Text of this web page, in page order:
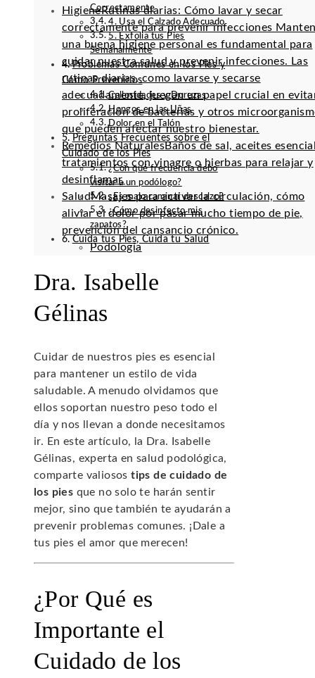
HigieneRutinas diarias: Cómo lavar y secar
correctamente para prevenir infecciones
una buena higiene personal es fundamental para
cuidar nuestra salud y prevenir infecciones. Las
rutinas diarias, como lavarse y secarse
adecuadamente, juegan un papel crucial en
proliferación de bacterias y otros
que pueden afectar nuestro bienestar.
Remedios NaturalesBaños de sal, aceites
tratamientos con vinagre o hierbas para relajar y
desinflamar.
SaludMasajes para activar la circulación, cómo
aliviar el dolor por pasar mucho tiempo de pie,
prevención del cansancio crónico.
Podología
Correctamente
4. Usa el Calzado Adecuado
5. Exfolia tus Pies
Semanalmente
Problemas Comunes en los Pies y
Cómo Prevenirlos
Callosidades y Durezas
Hongos en las Uñas
Dolor en el Talón
Preguntas Frecuentes sobre el
Cuidado de los Pies
¿Con qué frecuencia debo
visitar a un podólogo?
¿Es malo caminar descalzo?
¿Cómo desinfecto mis
zapatos?
Cuida tus Pies, Cuida tu Salud
Dra. Isabelle
Gélinas
Cuidar de nuestros pies es esencial
para mantener un estilo de vida
saludable. A menudo olvidamos que
ellos soportan nuestro peso todo el
día y nos llevan a donde necesitamos
ir. En este artículo, la Dra. Isabelle
Gélinas, experta en salud podológica,
comparte valiosostips de cuidado de
los pies que no solo te harán sentir
mejor, sino que también te ayudarán a
prevenir problemas comunes. ¡Dale a
tus pies el amor que merecen!
¿Por Qué es
Importante el
Cuidado de los